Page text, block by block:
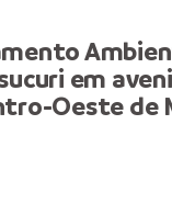
em
Oeste de